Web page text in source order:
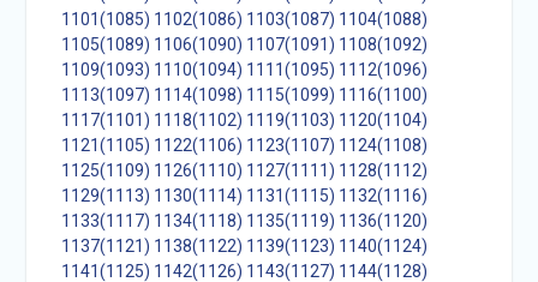
1101(1085) 1102(1086) 1103(1087) 1104(1088)
1105(1089) 1106(1090) 1107(1091) 1108(1092)
1109(1093) 1110(1094) 1111(1095) 1112(1096)
1113(1097) 1114(1098) 1115(1099) 1116(1100)
1117(1101) 1118(1102) 1119(1103) 1120(1104)
1121(1105) 1122(1106) 1123(1107) 1124(1108)
1125(1109) 1126(1110) 1127(1111) 1128(1112)
1129(1113) 1130(1114) 1131(1115) 1132(1116)
1133(1117) 1134(1118) 1135(1119) 1136(1120)
1137(1121) 1138(1122) 1139(1123) 1140(1124)
1141(1125) 1142(1126) 1143(1127) 1144(1128)